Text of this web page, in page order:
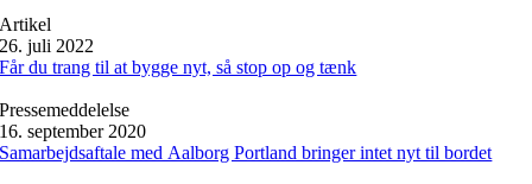
Artikel
26. juli 2022
Får du trang til at bygge nyt, så stop op og tænk
Pressemeddelelse
16. september 2020
Samarbejdsaftale med Aalborg Portland bringer intet nyt til bordet